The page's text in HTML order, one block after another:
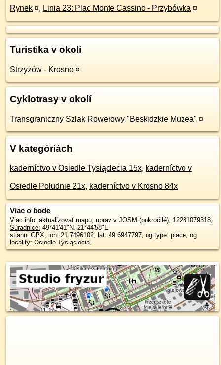
Rynek ¤, Linia 23: Plac Monte Cassino - Przybówka ¤
Turistika v okolí
Strzyżów - Krosno ¤
Cyklotrasy v okolí
Transgraniczny Szlak Rowerowy "Beskidzkie Muzea" ¤
V kategóriách
kaderníctvo v Osiedle Tysiąclecia 15x, kaderníctvo v
Osiedle Południe 21x, kaderníctvo v Krosno 84x
Viac o bode
Viac info: aktualizovať mapu, uprav v JOSM (pokročilé), 12281079318,
Súradnice: 49°41'41"N, 21°44'58"E
stiahni GPX, lon: 21.7496102, lat: 49.6947797, og type: place, og
locality: Osiedle Tysiąclecia,